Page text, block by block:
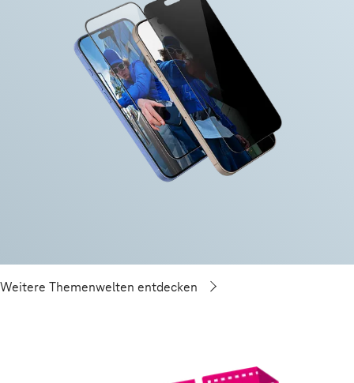
Weitere Themenwelten entdecken